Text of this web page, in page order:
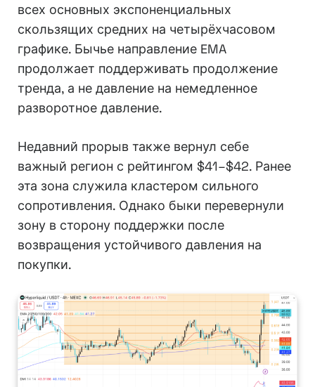
всех основных экспоненциальных
скользящих средних на четырёхчасовом
графике. Бычье направление EMA
продолжает поддерживать продолжение
тренда, а не давление на немедленное
разворотное давление.
Недавний прорыв также вернул себе
важный регион с рейтингом $41–$42. Ранее
эта зона служила кластером сильного
сопротивления. Однако быки перевернули
зону в сторону поддержки после
возвращения устойчивого давления на
покупки.